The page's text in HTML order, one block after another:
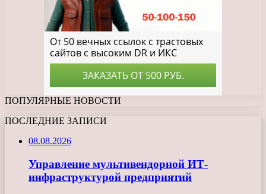
ПОПУЛЯРНЫЕ НОВОСТИ
ПОСЛЕДНИЕ ЗАПИСИ
08.08.2026
Управление мультивендорной ИТ-
инфраструктурой предприятий